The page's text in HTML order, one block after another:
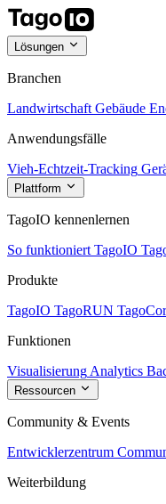
Lösungen
Branchen
Landwirtschaft Gebäude
Anwendungsfälle
Vieh-Echtzeit-Tracking
Plattform
TagoIO kennenlernen
So funktioniert TagoIO
Produkte
TagoIO TagoRUN
Funktionen
Visualisierung Analytics
Ressourcen
Community & Events
Entwicklerzentrum
Weiterbildung